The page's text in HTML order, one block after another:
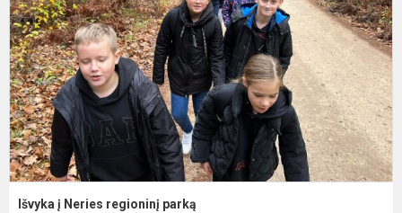
Išvyka į Neries regioninį parką